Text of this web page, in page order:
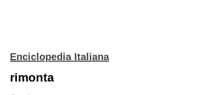
Enciclopedia Italiana
rimonta